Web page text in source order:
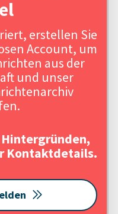
erstellen Sie
Account, um
aus der
und unser
Kontaktdetails.